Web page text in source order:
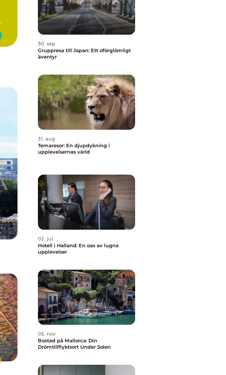
30. sep
Gruppresa till Japan: Ett oförglömligt
äventyr
31. aug
Temaresor: En djupdykning i
upplevelsernas värld
02. jul
Hotell i Halland: En oas av lugna
upplevelser
05. nov
Bostad på Mallorca: Din
Drömtillflyktsort Under Solen